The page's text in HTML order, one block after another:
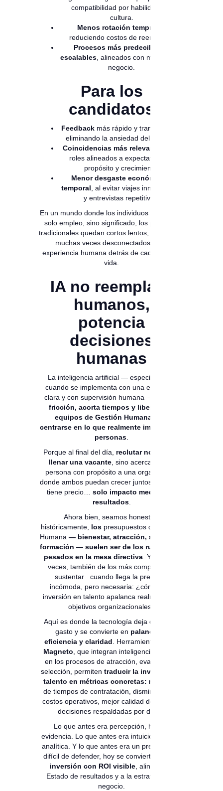
compatibilidad por habilidades y
cultura.
Menos rotación temprana,
reduciendo costos de reemplazo.
Procesos más predecibles y
escalables, alineados con métricas de
negocio.
Para los
candidatos
Feedback más rápido y transparente,
eliminando la ansiedad del silencio.
Coincidencias más relevantes
roles alineados a expectativas de
propósito y crecimiento.
Menor desgaste económico y
temporal , al evitar viajes innecesarios
y entrevistas repetitivas.
En un mundo donde los individuos buscan no
solo empleo, sino significado, los procesos
tradicionales quedan cortos:lentos, costosos y
muchas veces desconectados de la
experiencia humana detrás de cada hoja de
vida.
IA no reemplaza
humanos,
potencia
decisiones
humanas
La inteligencia artificial — especialmente
cuando se implementa con una estrategia
clara y con supervisión humana —
fricción, acorta tiempos y libera a los
equipos de Gestión Humana para
centrarse en lo que realmente importa: las
personas
Porque al final del día, reclutar no es solo
llenar una vacante , sino acercar a una
persona con propósito a una organización
donde ambos puedan crecer juntos. Y eso no
tiene precio… solo impacto medible en
resultados.
Ahora bien, seamos honestos:
históricamente, lospresupuestos de Gestión
Humana — bienestar, atracción, selección,
formación — suelen ser de los rubros más
pesados en la mesa directiva . Y, muchas
veces, también de los más complejos de
sustentar cuando llega la pregunta
incómoda, pero necesaria: ¿cómo esta
inversión en talento apalanca realmente los
objetivos organizacionales?
Aquí es donde la tecnología deja de ser un
gasto y se convierte en palanca de
eficiencia y claridad . Herramientas como
Magneto , que integran inteligencia artificial
en los procesos de atracción, evaluación y
selección, permiten traducir la inversión en
talento en métricas concretas: reducción
de tiempos de contratación, disminución de
costos operativos, mejor calidad de match y
decisiones respaldadas por datos.
Lo que antes era percepción, hoy es
evidencia. Lo que antes era intuición, hoy es
analítica. Y lo que antes era un presupuesto
difícil de defender, hoy se convierte en
inversión con ROI visible, alineada al
Estado de resultados y a la estrategia del
negocio.